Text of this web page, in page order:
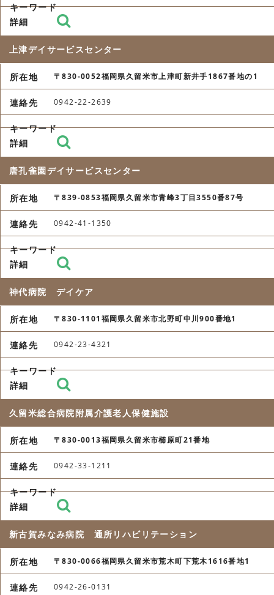
上津デイサービスセンター
〒830-0052福岡県久留米市上津町新井手1867番地の1
0942-22-2639
唐孔雀園デイサービスセンター
〒839-0853福岡県久留米市青峰3丁目3550番87号
0942-41-1350
神代病院 デイケア
〒830-1101福岡県久留米市北野町中川900番地1
0942-23-4321
久留米総合病院附属介護老人保健施設
〒830-0013福岡県久留米市櫛原町21番地
0942-33-1211
新古賀みなみ病院 通所リハビリテーション
〒830-0066福岡県久留米市荒木町下荒木1616番地1
0942-26-0131